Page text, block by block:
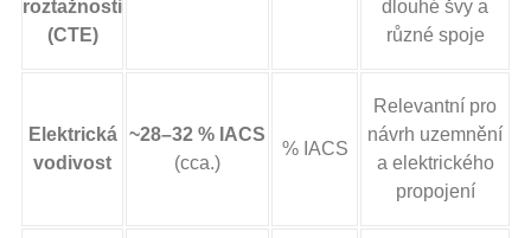
roztažnosti
(CTE)
dlouhé švy a
různé spoje
Elektrická
vodivost
~28–32 % IACS
(cca.)
% IACS
Relevantní pro
návrh uzemnění
a elektrického
propojení